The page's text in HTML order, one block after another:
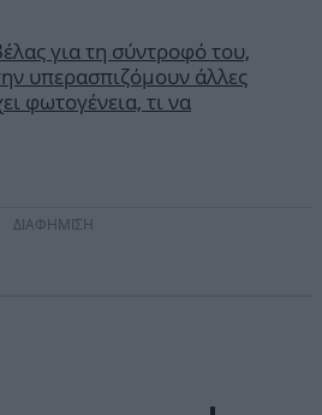
για τη σύντροφό του,
υπερασπιζόμουν άλλες
φωτογένεια, τι να
ΔΙΑΦΗΜΙΣΗ